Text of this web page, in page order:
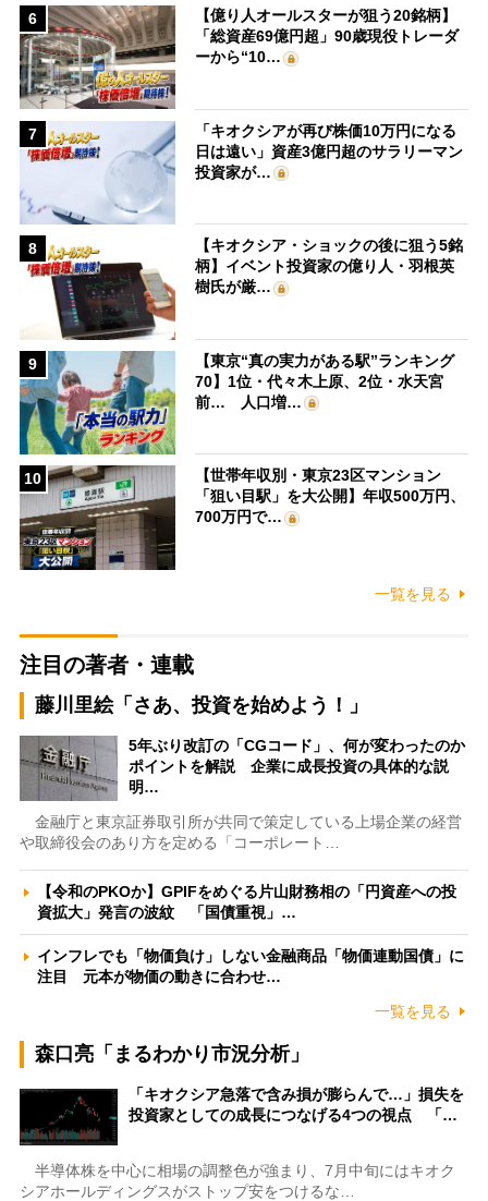
6
【億り人オールスターが狙う20銘柄】
「総資産69億円超」90歳現役トレーダ
ーから“10…
7
「キオクシアが再び株価10万円になる
日は遠い」資産3億円超のサラリーマン
投資家が…
8
【キオクシア・ショックの後に狙う5銘
柄】イベント投資家の億り人・羽根英
樹氏が厳…
9
【東京“真の実力がある駅”ランキング
70】1位・代々木上原、2位・水天宮
前… 人口増…
10
【世帯年収別・東京23区マンション
「狙い目駅」を大公開】年収500万円、
700万円で…
一覧を見る
注目の著者・連載
藤川里絵「さあ、投資を始めよう！」
5年ぶり改訂の「CGコード」、何が変わったのか
ポイントを解説 企業に成長投資の具体的な説
明…
金融庁と東京証券取引所が共同で策定している上場企業の経営
や取締役会のあり方を定める「コーポレート…
【令和のPKOか】GPIFをめぐる片山財務相の「円資産への投
資拡大」発言の波紋 「国債重視」…
インフレでも「物価負け」しない金融商品「物価連動国債」に
注目 元本が物価の動きに合わせ…
一覧を見る
森口亮「まるわかり市況分析」
「キオクシア急落で含み損が膨らんで…」損失を
投資家としての成長につなげる4つの視点 「…
半導体株を中心に相場の調整色が強まり、7月中旬にはキオク
シアホールディングスがストップ安をつけるな…